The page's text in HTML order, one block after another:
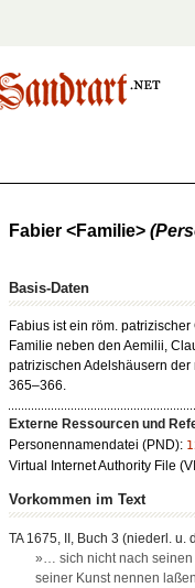
Fabier <Familie>
Basis-Daten
Fabius ist ein röm.
Familie neben den Aemilii,
patrizischen Adelshäusern der
365–366.
Externe Ressourcen und
Personennamendatei (PND):
Virtual Internet Authority File
Vorkommen im Text
TA 1675, II, Buch 3 (niederl. u.
»… sich nicht nach seinen
seiner Kunst nennen